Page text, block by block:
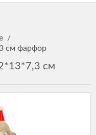
/
см фарфор
см